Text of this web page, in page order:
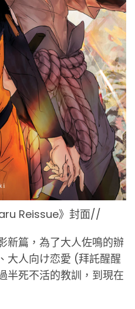
Reissue》封面//
新篇，為了大人佐鳴的辦
大人向け恋愛 (拜託醒醒
半死不活的教訓，到現在